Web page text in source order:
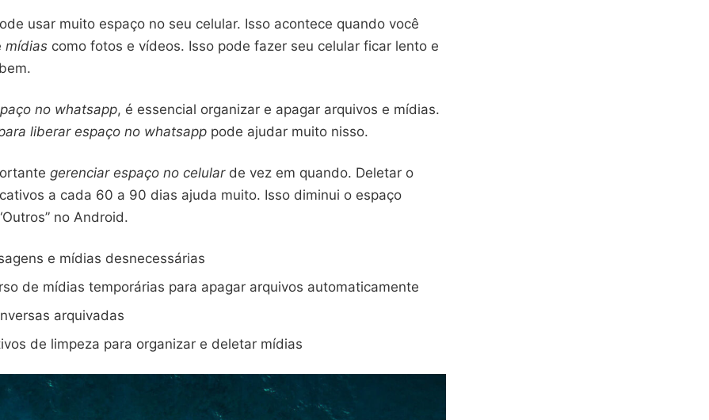
usar muito espaço no seu celular. Isso acontece quando você
mídias como fotos e vídeos. Isso pode fazer seu celular ficar lento e
no whatsapp, é essencial organizar e apagar arquivos e mídias.
liberar espaço no whatsapp pode ajudar muito nisso.
gerenciar espaço no celularde vez em quando. Deletar o
a cada 60 a 90 dias ajuda muito. Isso diminui o espaço
no Android.
e mídias desnecessárias
de mídias temporárias para apagar arquivos automaticamente
arquivadas
de limpeza para organizar e deletar mídias